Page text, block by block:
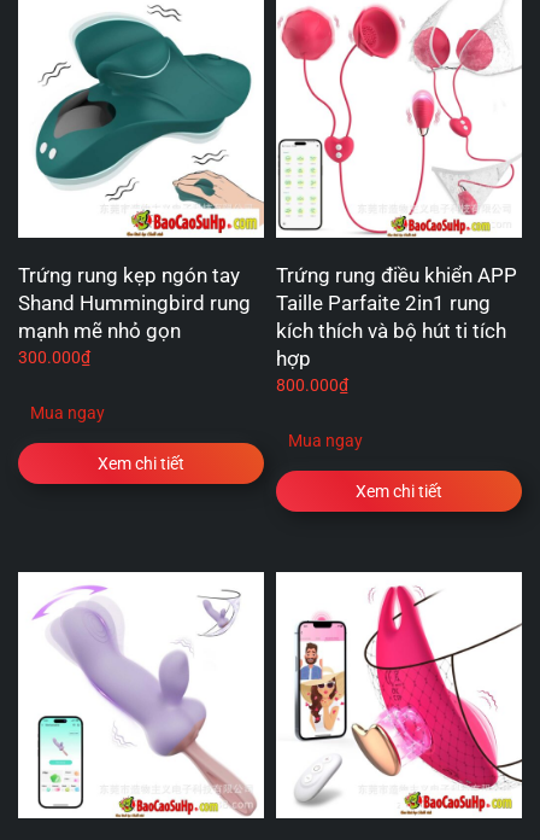
Trứng rung kẹp ngón tay
Shand Hummingbird rung
mạnh mẽ nhỏ gọn
300.000₫
Mua ngay
Xem chi tiết
Trứng rung điều khiển APP
Taille Parfaite 2in1 rung
kích thích và bộ hút ti tích
hợp
800.000₫
Mua ngay
Xem chi tiết